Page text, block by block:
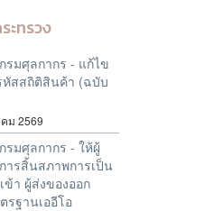
ะทรวง
รมศุลกากร - แก้ไข
หัสสถิติสินค้า (ฉบับ
ม 2569
รมศุลกากร - ให้ผู้
ารสิ้นสภาพการเป็น
ข้า ผู้ส่งของออก
รฐานเออีโอ